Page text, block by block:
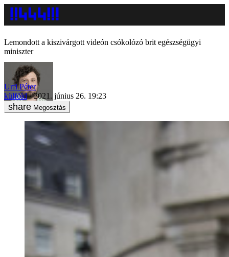
Lemondott a kiszivárgott videón csókolózó brit egészségügyi
miniszter
Urfi Péter
külföld
2021. június 26. 19:23
Megosztás